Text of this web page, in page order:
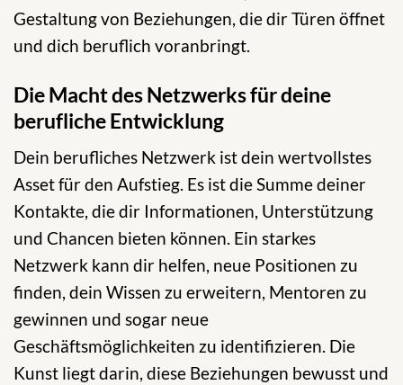
Gestaltung von Beziehungen, die dir Türen öffnet
und dich beruflich voranbringt.
Die Macht des Netzwerks für deine
berufliche Entwicklung
Dein berufliches Netzwerk ist dein wertvollstes
Asset für den Aufstieg. Es ist die Summe deiner
Kontakte, die dir Informationen, Unterstützung
und Chancen bieten können. Ein starkes
Netzwerk kann dir helfen, neue Positionen zu
finden, dein Wissen zu erweitern, Mentoren zu
gewinnen und sogar neue
Geschäftsmöglichkeiten zu identifizieren. Die
Kunst liegt darin, diese Beziehungen bewusst und